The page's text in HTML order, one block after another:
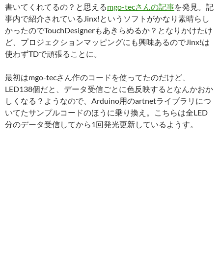
書いてくれてるの？と思えるmgo-tecさんの記事を発見。記
事内で紹介されているJinx!というソフトがかなり素晴らし
かったのでTouchDesignerもあきらめるか？となりかけたけ
ど、プロジェクションマッピングにも興味あるのでJinx!は
使わずTDで頑張ることに。
最初はmgo-tecさん作のコードを使ってたのだけど、
LED138個だと、データ受信ごとに色反映するとなんかおか
しくなる？ようなので、Arduino用のartnetライブラリにつ
いてたサンプルコードのほうに乗り換え。こちらは全LED
分のデータ受信してから1回発光更新しているようす。